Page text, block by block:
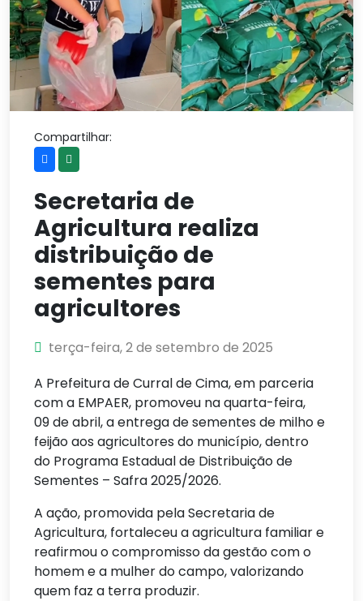
Compartilhar:
Secretaria de
Agricultura realiza
distribuição de
sementes para
agricultores
terça-feira, 2 de setembro de 2025
A Prefeitura de Curral de Cima, em parceria
com a EMPAER, promoveu na quarta-feira,
09 de abril, a entrega de sementes de milho e
feijão aos agricultores do município, dentro
do Programa Estadual de Distribuição de
Sementes – Safra 2025/2026.
A ação, promovida pela Secretaria de
Agricultura, fortaleceu a agricultura familiar e
reafirmou o compromisso da gestão com o
homem e a mulher do campo, valorizando
quem faz a terra produzir.